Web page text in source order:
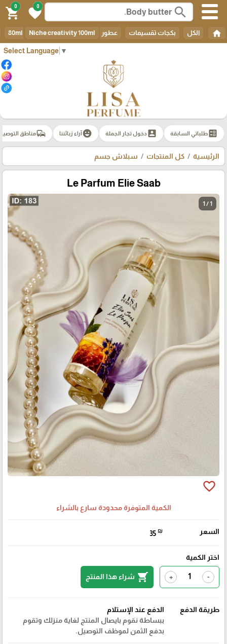
Select Language ▼
search
0
favorite
0
shopping_cart
home الكل بكجات تقسيمات عطور 80ml Niche creativity 100ml
ballotطلباتي السابقة account_box دخول تجار الجملة emoji_emotionsآراء زبائننا commuteمناطق
الرئيسية كل المنتجات سبلاش جسم
Le Parfum Elie Saab
1 / 1
favorite_border
الكمية المتوفرة محدودة سارع بالشراء
السعر 35 ₪
اختر الكمية
-
+
shopping_cart شراء هذا المنتج
طريقة الدفع
الدفع عند الإستلام
ببساطة نقوم بايصال المنتج لغاية منزلك وتقوم
بدفع الثمن لموظف التوصيل.